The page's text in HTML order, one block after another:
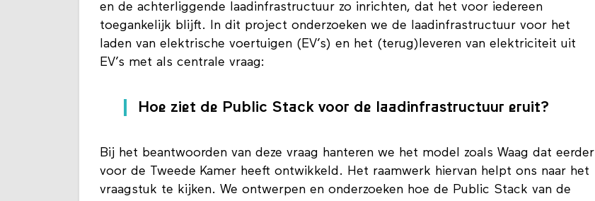
en de achterliggende laadinfrastructuur zo inrichten, dat het voor iedereen
toegankelijk blijft. In dit project onderzoeken we de laadinfrastructuur voor het
laden van elektrische voertuigen (EV’s) en het (terug)leveren van elektriciteit uit
EV’s met als centrale vraag:
Hoe ziet de Public Stack voor de laadinfrastructuur eruit?
Bij het beantwoorden van deze vraag hanteren we het model zoals Waag dat eerder
voor de Tweede Kamer heeft ontwikkeld. Het raamwerk hiervan helpt ons naar het
vraagstuk te kijken. We ontwerpen en onderzoeken hoe de Public Stack van de